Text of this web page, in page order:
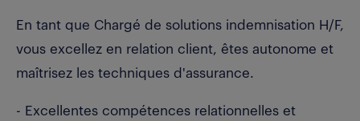
En tant que Chargé de solutions indemnisation H/F,
vous excellez en relation client, êtes autonome et
maîtrisez les techniques d'assurance.
- Excellentes compétences relationnelles et